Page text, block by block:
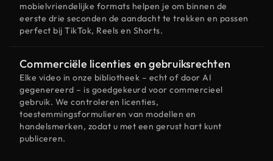
mobielvriendelijke formats helpen je om binnen de
eerste drie seconden de aandacht te trekken en passen
perfect bij TikTok, Reels en Shorts.
Commerciële licenties en gebruiksrechten
Elke video in onze bibliotheek – echt of door AI
gegenereerd – is goedgekeurd voor commercieel
gebruik. We controleren licenties,
toestemmingsformulieren van modellen en
handelsmerken, zodat u met een gerust hart kunt
publiceren.